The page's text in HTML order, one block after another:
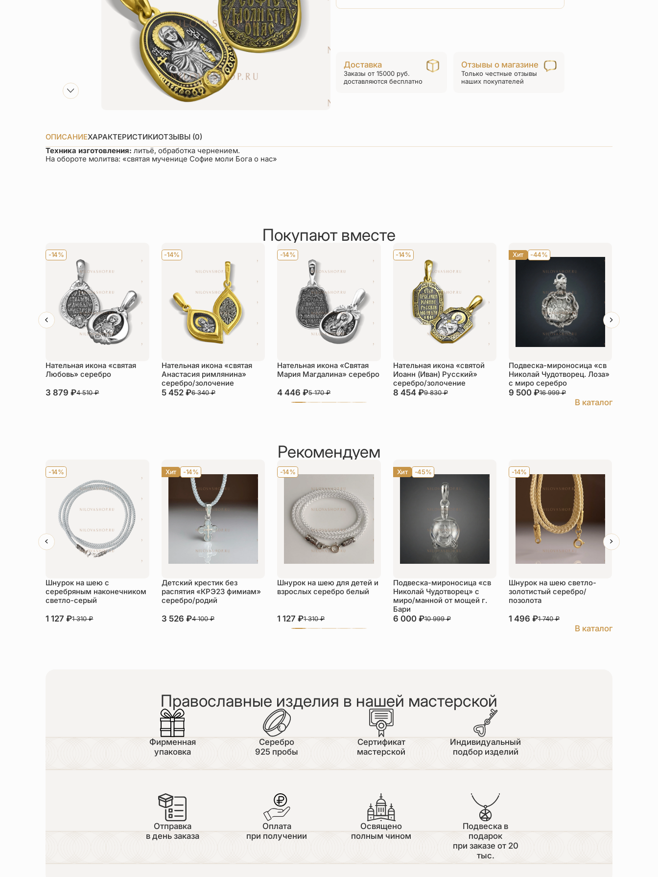
товара
серебро/
золочение
Доставка
Заказы от 15000 руб.
доставляются бесплатно
Отзывы о магазине
Только честные отзывы
наших покупателей
ОПИСАНИЕХАРАКТЕРИСТИКИОТЗЫВЫ (0)
Техника изготовления:литьё, обработка чернением.
На обороте молитва: «святая мученице Софие моли Бога о нас»
Покупают вместе
-14%
Нательная икона «святая
Любовь» серебро
3 879₽4 510₽
-14%
Нательная икона «святая
Анастасия римлянина»
серебро/золочение
5 452 ₽6 340₽
-14%
Нательная икона «Святая
Мария Магдалина» серебро
4 446₽5 170₽
-14%
Нательная икона «святой
Иоанн (Иван) Русский»
серебро/золочение
8 454 ₽9 830₽
Хит -44%
Подвеска-мироносица «св
Николай Чудотворец. Лоза»
с миро серебро
9 500 ₽16 999₽
В каталог
Рекомендуем
-14%
Шнурок на шею с
серебряным наконечником
светло-серый
1 127₽1 310₽
Хит -14%
Детский крестик без
распятия «КРЭ23 фимиам»
серебро/родий
3 526 ₽4 100₽
-14%
Шнурок на шею для детей и
взрослых серебро белый
1 127₽1 310₽
Хит -45%
Подвеска-мироносица «св
Николай Чудотворец» с
миро/манной от мощей г.
Бари
6 000 ₽10 999₽
-14%
Шнурок на шею светло-
золотистый серебро/
позолота
1 496 ₽1 740₽
В каталог
Православные изделия в нашей мастерской
Фирменная
упаковка
Серебро
925 пробы
Сертификат
мастерской
Индивидуальный
подбор изделий
Отправка
в день заказа
Оплата
при получении
Освящено
полным чином
Подвеска в
подарок
при заказе от 20
тыс.